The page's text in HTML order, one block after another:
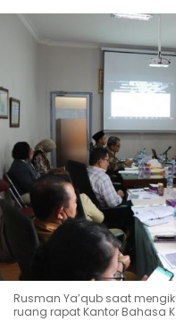
Rusman Ya’qub saat
ruang rapat Kantor Bahasa